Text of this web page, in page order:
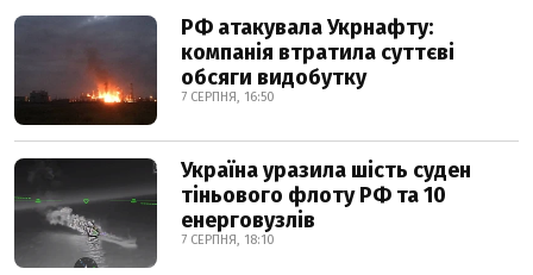
РФ атакувала Укрнафту:
компанія втратила суттєві
обсяги видобутку
7 СЕРПНЯ, 16:50
Україна уразила шість суден
тіньового флоту РФ та 10
енерговузлів
7 СЕРПНЯ, 18:10